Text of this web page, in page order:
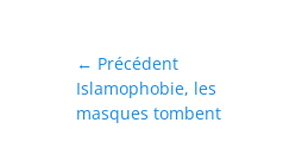
Navigation
de
l’article
← Précédent
Article
précédent :
Islamophobie, les
masques tombent